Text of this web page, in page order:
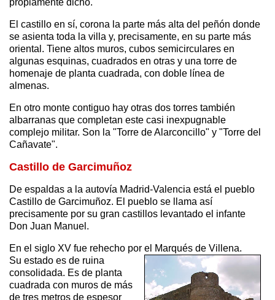
propiamente dicho.
El castillo en sí, corona la parte más alta del peñón donde
se asienta toda la villa y, precisamente, en su parte más
oriental. Tiene altos muros, cubos semicirculares en
algunas esquinas, cuadrados en otras y una torre de
homenaje de planta cuadrada, con doble línea de
almenas.
En otro monte contiguo hay otras dos torres también
albarranas que completan este casi inexpugnable
complejo militar. Son la "Torre de Alarconcillo" y "Torre del
Cañavate".
Castillo de Garcimuñoz
De espaldas a la autovía Madrid-Valencia está el pueblo
Castillo de Garcimuñoz. El pueblo se llama así
precisamente por su gran castillos levantado el infante
Don Juan Manuel.
En el siglo XV fue rehecho por el Marqués de Villena.
Su estado es de ruina
consolidada. Es de planta
cuadrada con muros de más
de tres metros de espesor